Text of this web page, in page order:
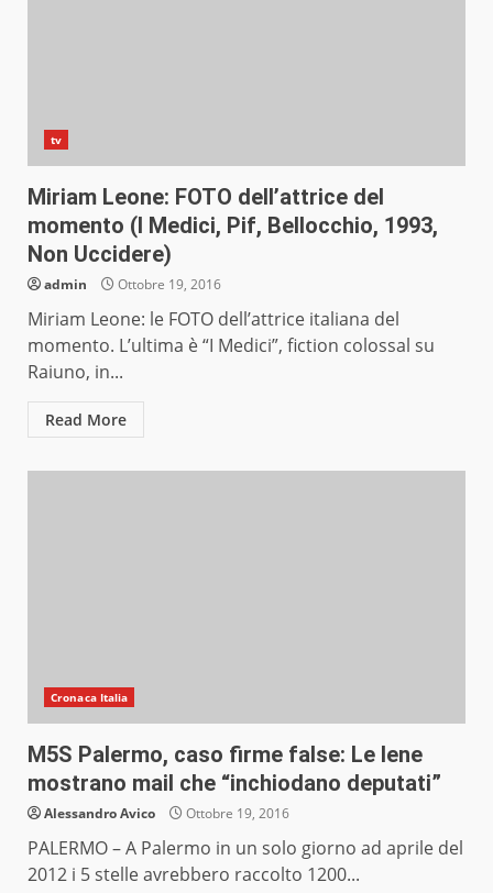
tv
Miriam Leone: FOTO dell’attrice del
momento (I Medici, Pif, Bellocchio, 1993,
Non Uccidere)
admin Ottobre 19, 2016
Miriam Leone: le FOTO dell’attrice italiana del
momento. L’ultima è “I Medici”, fiction colossal su
Raiuno, in...
Read More
Cronaca Italia
M5S Palermo, caso firme false: Le Iene
mostrano mail che “inchiodano deputati”
Alessandro Avico Ottobre 19, 2016
PALERMO – A Palermo in un solo giorno ad aprile del
2012 i 5 stelle avrebbero raccolto 1200...